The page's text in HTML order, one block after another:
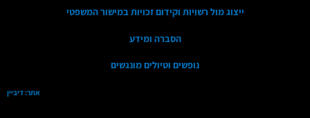
ייצוג מול רשויות וקידום זכויות במישור המשפטי
הסברה ומידע
נופשים וטיולים מונגשים
אתר: דיביין